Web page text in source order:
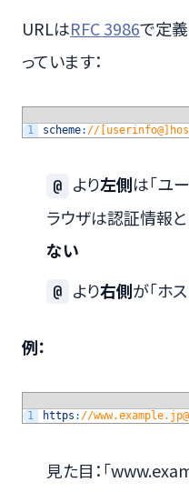
URLはRFC 3986で定
っています：
1 scheme: //
@ より左側は「ユ
ラウザは認証情報と
ない
@ より右側が「ホ
例：
1 https : //
見た目：「